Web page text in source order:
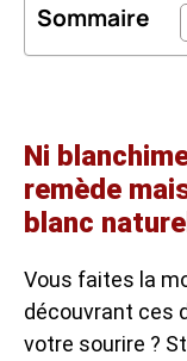
Sommaire
Ni
remède
blanc
Vous faites la
découvrant ces
votre sourire ?